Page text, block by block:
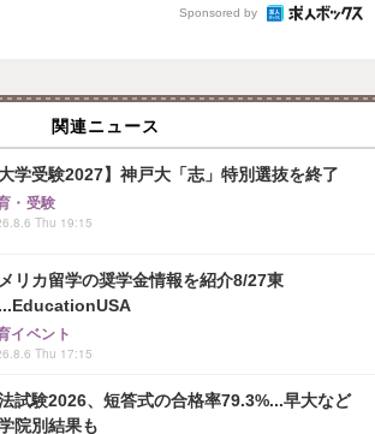
Sponsored by
関連ニュース
大学受験2027】神戸大「志」特別選抜を終了
・受験
Thu 19:15
リカ留学の奨学金情報を紹介8/27東
イベント
Thu 17:15
試験2026、短答式の合格率79.3%...早大など
院別結果も